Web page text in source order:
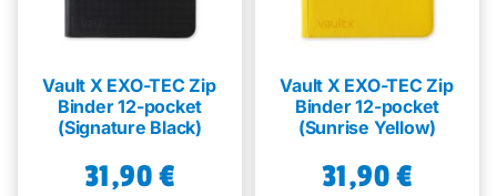
Vault X EXO-TEC Zip
Binder 12-pocket
(Signature Black)
31,90€
Vault X EXO-TEC Zip
Binder 12-pocket
(Sunrise Yellow)
31,90€